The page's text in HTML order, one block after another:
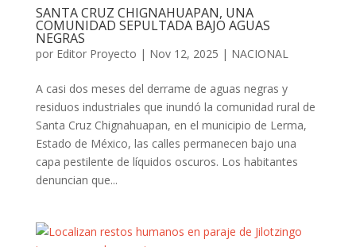
SANTA CRUZ CHIGNAHUAPAN, UNA
COMUNIDAD SEPULTADA BAJO AGUAS
NEGRAS
por Editor Proyecto | Nov 12, 2025 | NACIONAL
A casi dos meses del derrame de aguas negras y
residuos industriales que inundó la comunidad rural de
Santa Cruz Chignahuapan, en el municipio de Lerma,
Estado de México, las calles permanecen bajo una
capa pestilente de líquidos oscuros. Los habitantes
denuncian que...